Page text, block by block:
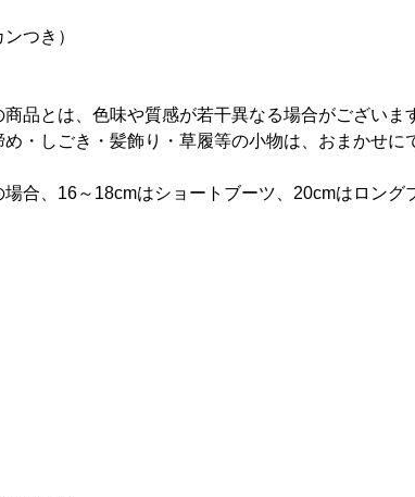
つき）
品とは、色味や質感が若干異なる場合がございま
・しごき・髪飾り・草履等の小物は、おまかせに
合、16～18cmはショートブーツ、20cmはロング